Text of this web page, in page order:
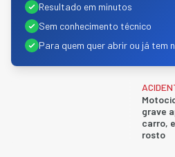
Resultado em minutos
Sem conhecimento técnico
Para quem quer abrir ou já tem
grave
carro,
rosto